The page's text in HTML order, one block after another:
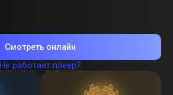
Смотреть онлайн
Не работает плеер?